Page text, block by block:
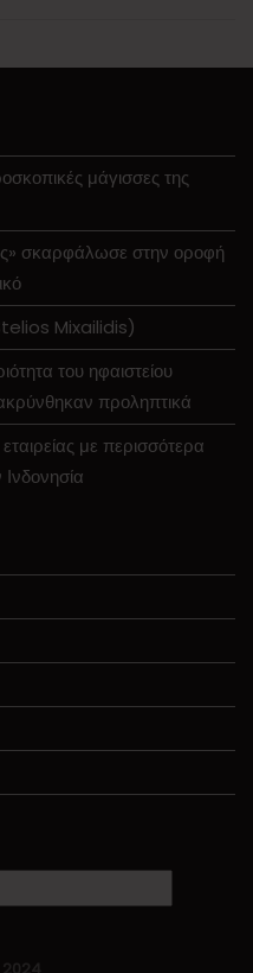
μάγισσες της
σκαρφάλωσε στην οροφή
Mixailidis)
του ηφαιστείου
προληπτικά
με περισσότερα